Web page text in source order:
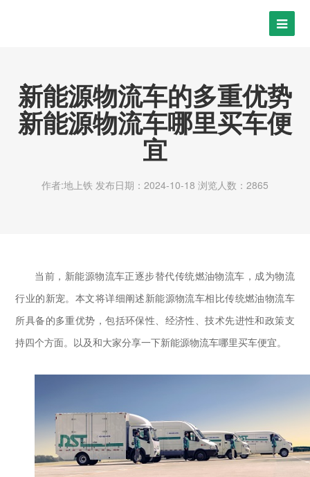
新能源物流车的多重优势
新能源物流车哪里买车便
宜
作者:地上铁 发布日期：2024-10-18 浏览人数：2865
当前， 新能源物流车正逐步替代传统燃油物流车，成为物流
行业的新宠。本文将详细阐述新能源物流车相比传统燃油物流车
所具备的多重优势，包括环保性、经济性、技术先进性和政策支
持四个方面。 以及和大家分享一下新能源物流车哪里买车便宜。